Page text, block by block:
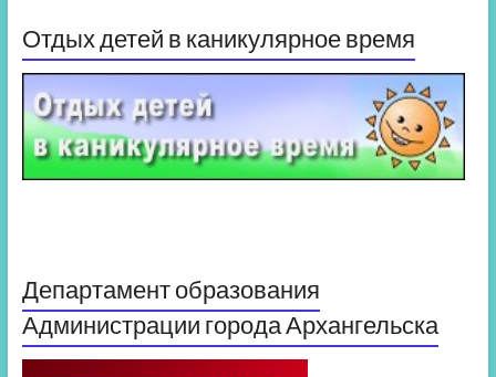
Отдых детей в каникулярное время
Департамент образования
Администрации города Архангельска